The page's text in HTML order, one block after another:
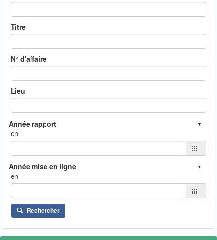
Titre
N° d'affaire
Lieu
en
en
Rechercher